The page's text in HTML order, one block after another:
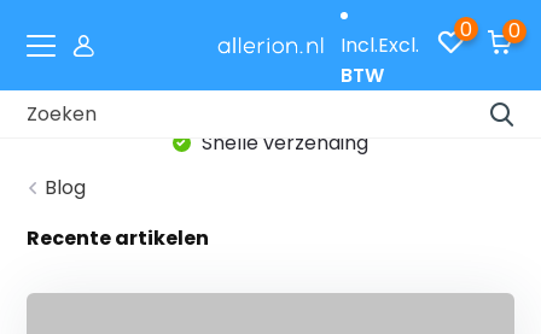
Incl.Excl.
BTW
0 0
Snelle verzending
Blog
Recente artikelen